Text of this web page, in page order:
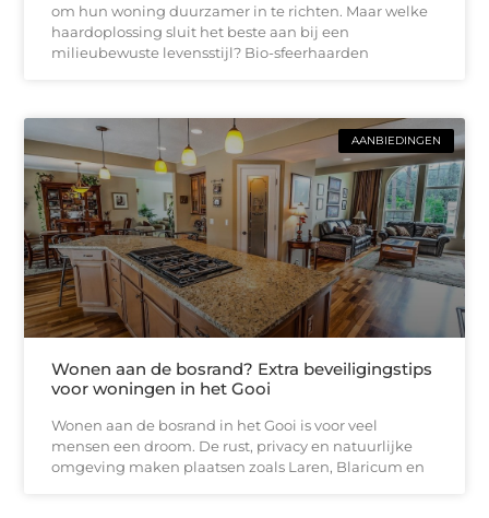
om hun woning duurzamer in te richten. Maar welke
haardoplossing sluit het beste aan bij een
milieubewuste levensstijl? Bio-sfeerhaarden
AANBIEDINGEN
Wonen aan de bosrand? Extra beveiligingstips
voor woningen in het Gooi
Wonen aan de bosrand in het Gooi is voor veel
mensen een droom. De rust, privacy en natuurlijke
omgeving maken plaatsen zoals Laren, Blaricum en